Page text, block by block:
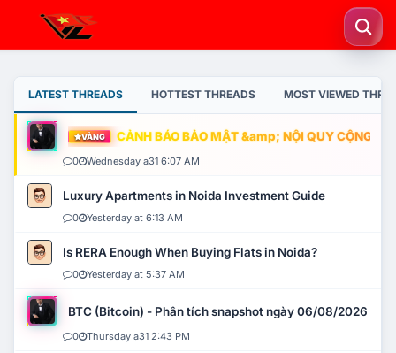
LATEST THREADS HOTTEST THREADS MOST VIEWED
VÀNG CẢNH BÁO BẢO MẬT &amp; NỘI QUY CỘNG
0 Wednesday a31 6:07 AM
Luxury Apartments in Noida Investment Guide
0 Yesterday at 6:13 AM
Is RERA Enough When Buying Flats in Noida?
0 Yesterday at 5:37 AM
BTC (Bitcoin) - Phân tích snapshot ngày 06/08/2026
0 Thursday a31 2:43 PM